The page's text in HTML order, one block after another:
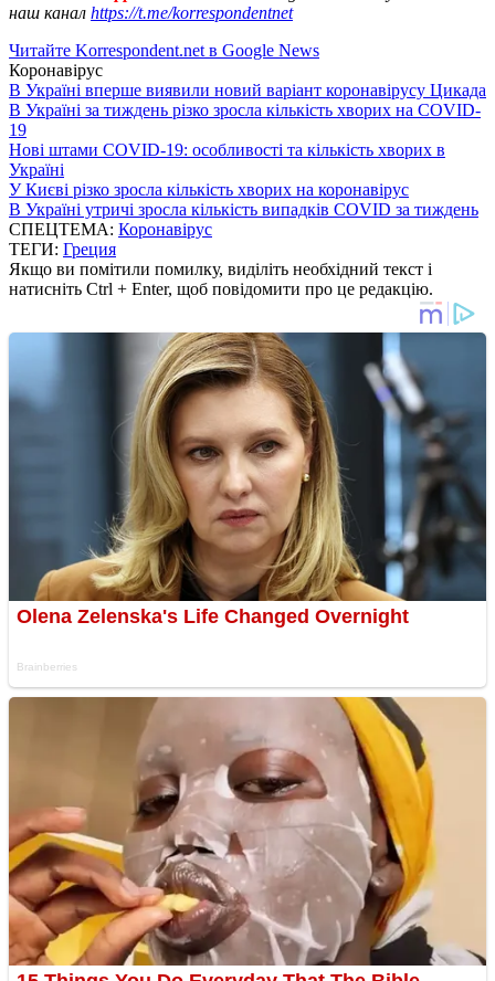
наш канал https://t.me/korrespondentnet
Читайте Korrespondent.net в Google News
Коронавірус
В Україні вперше виявили новий варіант коронавірусу Цикада
В Україні за тиждень різко зросла кількість хворих на COVID-
19
Нові штами COVID-19: особливості та кількість хворих в
Україні
У Києві різко зросла кількість хворих на коронавірус
В Україні утричі зросла кількість випадків COVID за тиждень
СПЕЦТЕМА: Коронавірус
ТЕГИ: Греция
Якщо ви помітили помилку, виділіть необхідний текст і
натисніть Ctrl + Enter, щоб повідомити про це редакцію.